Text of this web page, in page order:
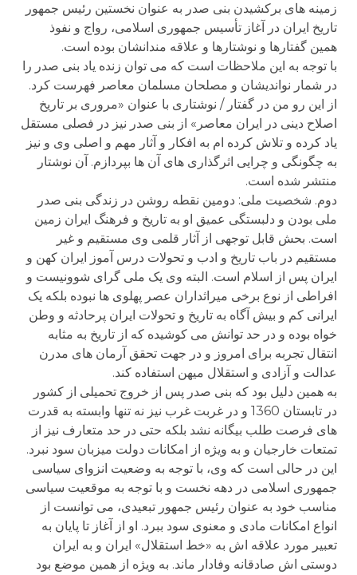
زمینه های برکشیدن بنی صدر به عنوان نخستین رئیس جمهور
تاریخ ایران در آغاز تأسیس جمهوری اسلامی، رواج و نفوذ
همین گفتارها و نوشتارها و علاقه مندانشان بوده است.
با توجه به این ملاحظات است که می توان زنده یاد بنی صدر را
در شمار نواندیشان و مصلحان مسلمان معاصر فهرست کرد.
از این رو من در گفتار / نوشتاری با عنوان «مروری بر تاریخ
اصلاح دینی در ایران معاصر» از بنی صدر نیز در فصلی مستقل
یاد کرده و تلاش کرده ام به افکار و آثار مهم و اصلی وی و نیز
به چگونگی و چرایی اثرگذاری های آن ها بپردازم. آن نوشتار
منتشر شده است.
دوم. شخصیت ملی: دومین نقطه روشن در زندگی بنی صدر
ملی بودن و دلبستگی عمیق او به تاریخ و فرهنگ ایران زمین
است. بحش قابل توجهی از آثار قلمی وی مستقیم و غیر
مستقیم در باب تاریخ و ادب و تحولات درس آموز ایران کهن و
ایران پس از اسلام است. البته وی یک ملی گرای شوونیست و
افراطی از نوع برخی میراثداران عصر پهلوی ها نبوده بلکه یک
ایرانی کم و بیش آگاه به تاریخ و تحولات ایران پرحادثه و وطن
خواه بوده و در حد توانش می کوشیده که از تاریخ به مثابه
انتقال تجربه برای امروز و در جهت تحقق آرمان های مدرن
عدالت و آزادی و استقلال میهن استفاده کند.
به همین دلیل بود که بنی صدر پس از خروج تحمیلی از کشور
در تابستان 1360 و در غربت غرب نیز نه تنها وابسته به قدرت
های فرصت طلب بیگانه نشد بلکه حتی در حد متعارف نیز از
تمتعات خارجیان و به ویژه از امکانات دولت میزبان سود نبرد.
این در حالی است که وی، با توجه به وضعیت انزوای سیاسی
جمهوری اسلامی در دهه نخست و با توجه به موقعیت سیاسی
مناسب خود به عنوان رئیس جمهور تبعیدی، می توانست از
انواع امکانات مادی و معنوی سود ببرد. او از آغاز تا پایان به
تعبیر مورد علاقه اش به «خط استقلال» ایران و به ایران
دوستی اش صادقانه وفادار ماند. به ویژه از همین موضع بود